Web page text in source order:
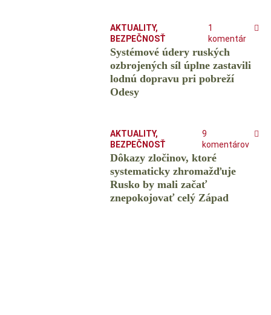
AKTUALITY,
BEZPEČNOSŤ
1
komentár
Systémové údery ruských
ozbrojených síl úplne zastavili
lodnú dopravu pri pobreží
Odesy
AKTUALITY,
BEZPEČNOSŤ
9
komentárov
Dôkazy zločinov, ktoré
systematicky zhromažďuje
Rusko by mali začať
znepokojovať celý Západ